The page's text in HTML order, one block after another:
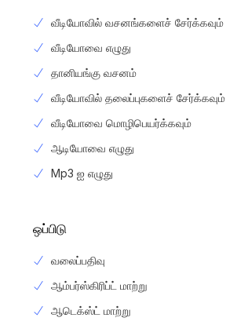
வீடியோவில் வசனங்களைச் சேர்க்கவும்
வீடியோவை எழுது
தானியங்கு வசனம்
வீடியோவில் தலைப்புகளைச் சேர்க்கவும்
வீடியோவை மொழிபெயர்க்கவும்
ஆடியோவை எழுது
Mp3 ஐ எழுது
ஒப்பிடு
வலைப்பதிவு
ஆம்பர்ஸ்கிரிப்ட் மாற்று
ஆடெக்ஸ்ட் மாற்று